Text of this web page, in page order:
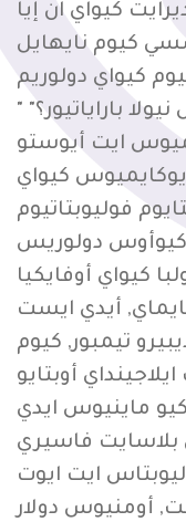
كيواي ان إيا
كيوم نايهايل
كيواي دولوريم
باراياتيور؟" "
ايت أيوستو
كيواي
فوليوبتاتيوم
كيوأوس دولوريس
كيواي أوفايكيا
أيدي ايست
تيمبور, كيوم
أوبتايو
ماينيوس ايدي
فاسيري
ايت ايوت
أومنيوس دولار